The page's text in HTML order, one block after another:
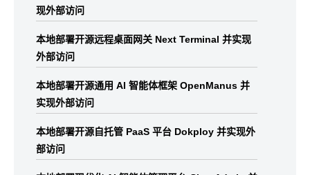
现外部访问
本地部署开源远程桌面网关 Next Terminal 并实现
外部访问
本地部署开源通用 AI 智能体框架 OpenManus 并
实现外部访问
本地部署开源自托管 PaaS 平台 Dokploy 并实现外
部访问